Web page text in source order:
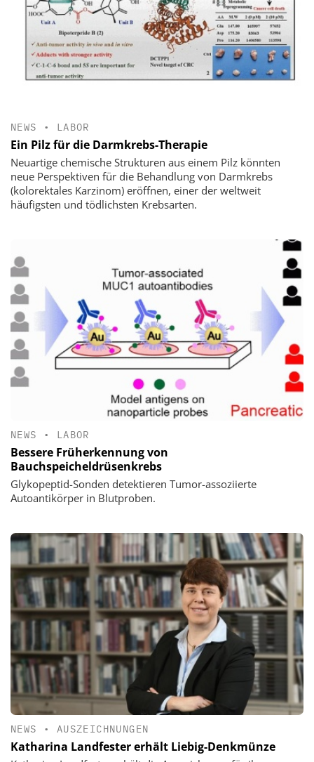
NEWS • LABOR
Ein Pilz für die Darmkrebs-Therapie
Neuartige chemische Strukturen aus einem Pilz könnten
neue Perspektiven für die Behandlung von Darmkrebs
(kolorektales Karzinom) eröffnen, einer der weltweit
häufigsten und tödlichsten Krebsarten.
NEWS • LABOR
Bessere Früherkennung von
Bauchspeicheldrüsenkrebs
Glykopeptid-Sonden detektieren Tumor-assoziierte
Autoantikörper in Blutproben.
NEWS • AUSZEICHNUNGEN
Katharina Landfester erhält Liebig-Denkmünze